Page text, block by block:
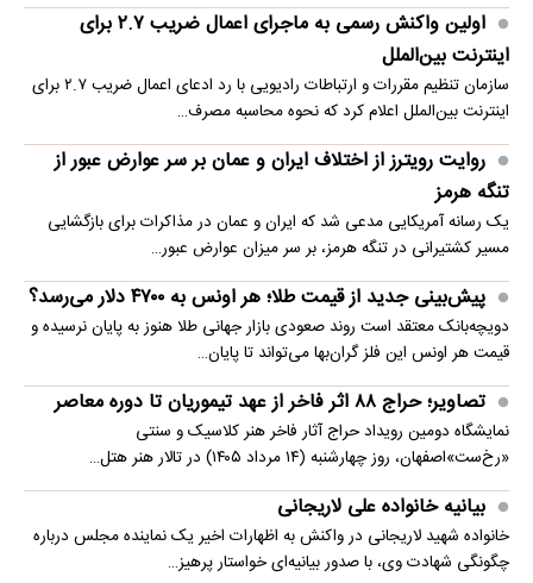
اولین واکنش رسمی به ماجرای اعمال ضریب ۲.۷ برای
اینترنت بین‌الملل
سازمان تنظیم مقررات و ارتباطات رادیویی با رد ادعای اعمال ضریب ۲.۷ برای
اینترنت بین‌الملل اعلام کرد که نحوه محاسبه مصرف…
روایت رویترز از اختلاف ایران و عمان بر سر عوارض عبور از
تنگه هرمز
یک رسانه آمریکایی مدعی شد که ایران و عمان در مذاکرات برای بازگشایی
مسیر کشتیرانی در تنگه هرمز، بر سر میزان عوارض عبور…
پیش‌بینی جدید از قیمت طلا؛ هر اونس به ۴۷۰۰ دلار می‌رسد؟
دویچه‌بانک معتقد است روند صعودی بازار جهانی طلا هنوز به پایان نرسیده و
قیمت هر اونس این فلز گران‌بها می‌تواند تا پایان…
تصاویر؛ حراج ۸۸ اثر فاخر از عهد تیموریان تا دوره معاصر
نمایشگاه دومین رویداد حراج آثار فاخر هنر کلاسیک و سنتی
«رخ‌ست»اصفهان، روز چهارشنبه (۱۴ مرداد ۱۴۰۵) در تالار هنر هتل…
بیانیه خانواده علی لاریجانی
خانواده شهید لاریجانی در واکنش به اظهارات اخیر یک نماینده مجلس درباره
چگونگی شهادت وی، با صدور بیانیه‌ای خواستار پرهیز…